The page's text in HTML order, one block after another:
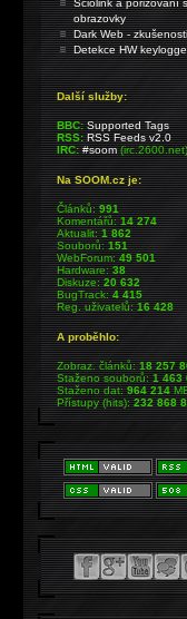
Sciolink a pořizování
obrazovky
Dark Web - zkušenosti
Detekce HW
Další služby:
BBC: Supported Tags
RSS: RSS Feeds v2.0
IRC: #soom(irc.2600.net)
Na SOOM.cz je:
Článků:991
Komentářů:14 274
Aktualit:1 862
Souborů:151
WebForum:49 501
Hardware:38
Diskuze:20 632
BugTrack:4 415
Reg. uživatelů:16 428
A proběhlo:
Zobraz. článků:18 257
Staženo souborů:1 463
Staženo dat:964 214
Přístupy (hits):232 868